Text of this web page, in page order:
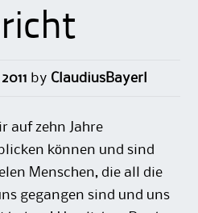
by ClaudiusBayerl
auf zehn Jahre
können und sind
Menschen, die all die
gegangen sind und uns